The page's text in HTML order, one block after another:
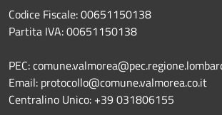
Codice Fiscale: 00651150138
Partita IVA: 00651150138
PEC:
Email: protocollo@comune.valmorea.co.it
Centralino Unico: +39 031806155